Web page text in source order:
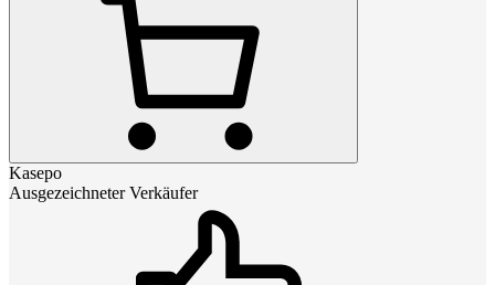
Kasepo
Ausgezeichneter Verkäufer